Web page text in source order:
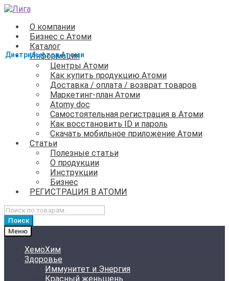
Перейти
навигации
Перейти
содержимому
О компании
Бизнес с Атоми
Каталог
Информация
Центры Атоми
Как купить продукцию Атоми
Доставка / оплата / возврат товаров
Маркетинг-план Атоми
Atomy doc
Самостоятельная регистрация в Атоми
Как восстановить ID и пароль
Скачать мобильное приложение Атоми
Статьи
Полезные статьи
О продукции
Инструкции
Бизнес
РЕГИСТРАЦИЯ В АТОМИ
Искать:
Поиск
Меню
ХемоХим
Здоровье
Иммунитет и Энергия
Красный женьшень